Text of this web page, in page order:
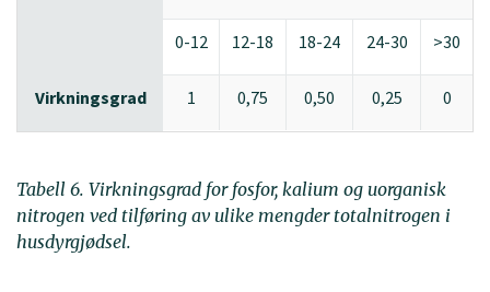
0-12 12-18 18-24 24-30 >30
Virkningsgrad 1 0,75 0,50 0,25 0
Tabell 6. Virkningsgrad for fosfor, kalium og uorganisk
nitrogen ved tilføring av ulike mengder totalnitrogen i
husdyrgjødsel.